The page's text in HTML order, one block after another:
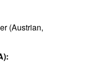
(Austrian,